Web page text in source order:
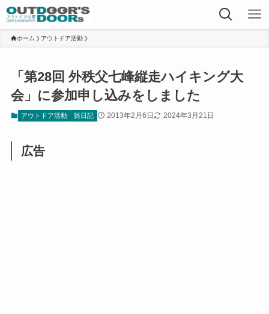
ホーム アウトドア活動
「第28回 外秩父七峰縦走ハイキング大
会」に参加申し込みをしました
アウトドア活動 雑日記 2013年2月6日 2024年3月21日
広告